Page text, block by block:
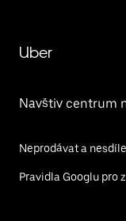
Uber
Navštiv centrum
Neprodávat a
Pravidla Googlu pro